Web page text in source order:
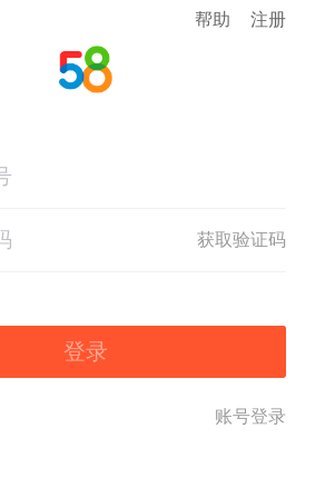
帮助 注册
获取验证码
登录
账号登录